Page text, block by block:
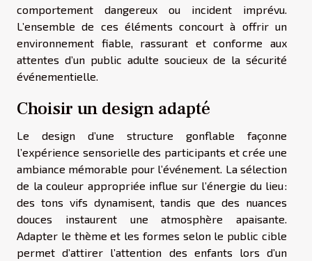
comportement dangereux ou incident imprévu.
L’ensemble de ces éléments concourt à offrir un
environnement fiable, rassurant et conforme aux
attentes d’un public adulte soucieux de la sécurité
événementielle.
Choisir un design adapté
Le design d’une structure gonflable façonne
l’expérience sensorielle des participants et crée une
ambiance mémorable pour l’événement. La sélection
de la couleur appropriée influe sur l’énergie du lieu :
des tons vifs dynamisent, tandis que des nuances
douces instaurent une atmosphère apaisante.
Adapter le thème et les formes selon le public cible
permet d’attirer l’attention des enfants lors d’un